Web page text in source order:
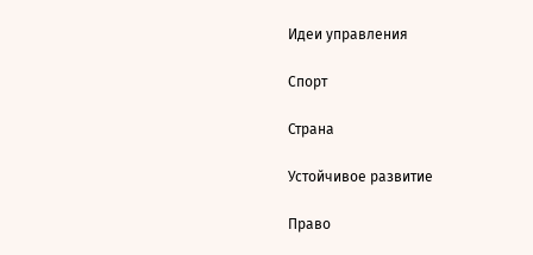
Идеи управления
Спорт
Страна
Устойчивое развитие
Право